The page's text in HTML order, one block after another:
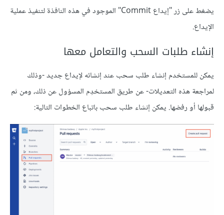
يضغط على زر "إيداع Commit" الموجود في هذه النافذة لتنفيذ عملية
الإيداع.
إنشاء طلبات السحب والتعامل معها
يمكن للمستخدم إنشاء طلب سحب عند إنشائه لإيداع جديد -وذلك
لمراجعة هذه التعديلات- عن طريق المستخدِم المسؤول عن ذلك، ومن ثم
قبولها أو رفضها. يمكن إنشاء طلب سحب باتباع الخطوات التالية: